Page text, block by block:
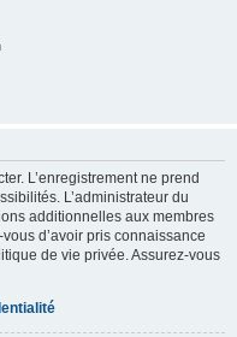
L’enregistrement ne prend
L’administrateur du
additionnelles aux membres
d’avoir pris connaissance
de vie privée. Assurez-vous